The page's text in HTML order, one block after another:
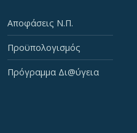
Αποφάσεις Ν.Π.
Προϋπολογισμός
Πρόγραμμα Δι@ύγεια